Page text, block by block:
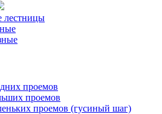
лестницы
проемов
проемов
проемов (гусиный шаг)